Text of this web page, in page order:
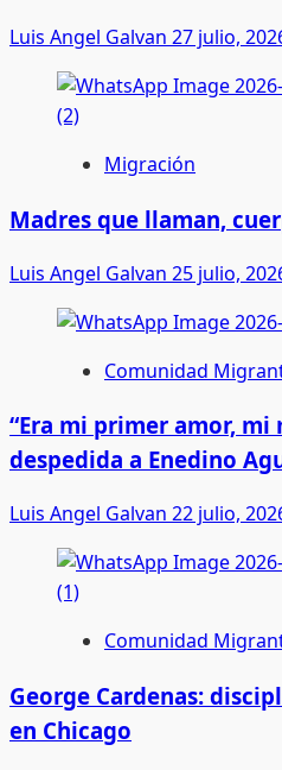
Luis Angel Galvan 27 julio,
Migración
Madres que llaman,
Luis Angel Galvan 25 julio,
Comunidad
“Era mi primer amor, mi
despedida a Enedino
Luis Angel Galvan 22 julio,
Comunidad
George Cardenas:
en Chicago